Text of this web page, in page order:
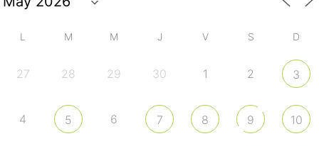
L M M J V S D
27 28 29 30 1 2 3
4 5 6 7 8 9 10